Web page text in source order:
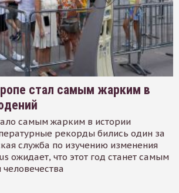
стал самым жарким в
самым жарким в истории
рекорды бились один за
служба по изучению изменения
ожидает, что этот год станет самым